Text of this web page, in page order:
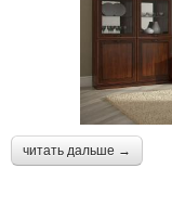
читать дальше →